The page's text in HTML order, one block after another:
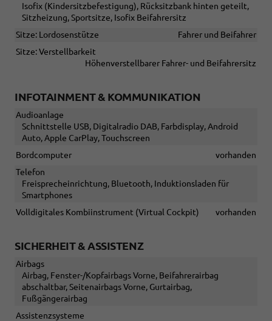
Isofix (Kindersitzbefestigung), Rücksitzbank hinten geteilt,
Sitzheizung, Sportsitze, Isofix Beifahrersitz
Sitze: Lordosenstütze
Fahrer und Beifahrer
Sitze: Verstellbarkeit
Höhenverstellbarer Fahrer- und Beifahrersitz
INFOTAINMENT & KOMMUNIKATION
Audioanlage
Schnittstelle USB, Digitalradio DAB, Farbdisplay, Android
Auto, Apple CarPlay, Touchscreen
Bordcomputer
vorhanden
Telefon
Freisprecheinrichtung, Bluetooth, Induktionsladen für
Smartphones
Volldigitales Kombiinstrument (Virtual Cockpit)
vorhanden
SICHERHEIT & ASSISTENZ
Airbags
Airbag, Fenster-/Kopfairbags Vorne, Beifahrerairbag
abschaltbar, Seitenairbags Vorne, Gurtairbag,
Fußgängerairbag
Assistenzsysteme